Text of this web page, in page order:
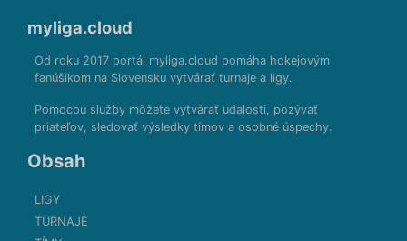
myliga.cloud
Od roku 2017 portál myliga.cloud pomáha hokejovým
fanúšikom na Slovensku vytvárať turnaje a ligy.
Pomocou služby môžete vytvárať udalosti, pozývať
priateľov, sledovať výsledky tímov a osobné úspechy.
Obsah
LIGY
TURNAJE